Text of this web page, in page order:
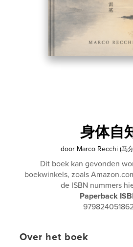
身体自
door Marco Recchi (马
Dit boek kan gevonden
boekwinkels, zoals
de ISBN nummers
Paperback
Over het boek